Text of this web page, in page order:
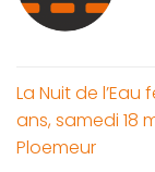
La Nuit de l’Eau
ans, samedi 18
Ploemeur